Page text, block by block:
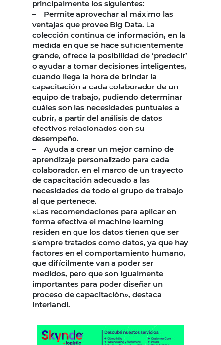
principalmente los siguientes:
– Permite aprovechar al máximo las
ventajas que provee Big Data. La
colección continua de información, en la
medida en que se hace suficientemente
grande, ofrece la posibilidad de ‘predecir’
o ayudar a tomar decisiones inteligentes,
cuando llega la hora de brindar la
capacitación a cada colaborador de un
equipo de trabajo, pudiendo determinar
cuáles son las necesidades puntuales a
cubrir, a partir del análisis de datos
efectivos relacionados con su
desempeño.
– Ayuda a crear un mejor camino de
aprendizaje personalizado para cada
colaborador, en el marco de un trayecto
de capacitación adecuado a las
necesidades de todo el grupo de trabajo
al que pertenece.
«Las recomendaciones para aplicar en
forma efectiva el machine learning
residen en que los datos tienen que ser
siempre tratados como datos, ya que hay
factores en el comportamiento humano,
que difícilmente van a poder ser
medidos, pero que son igualmente
importantes para poder diseñar un
proceso de capacitación», destaca
Interlandi.